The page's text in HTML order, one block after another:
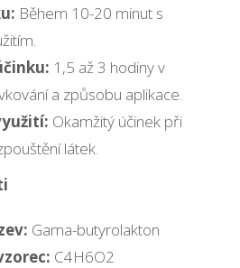
Během 10-20 minut s
1,5 až 3 hodiny v
a způsobu aplikace.
Okamžitý účinek při
látek.
Gama-butyrolakton
C4H6O2